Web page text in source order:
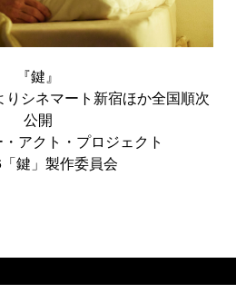
『鍵』
シネマート新宿ほか全国順次
公開
アクト・プロジェクト
鍵」製作委員会